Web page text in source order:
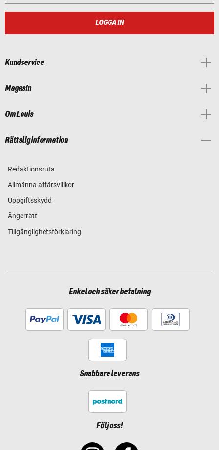
LOGGA IN
Kundservice
Magasin
Om Louis
Rättslig information
Redaktionsruta
Allmänna affärsvillkor
Uppgiftsskydd
Ångerrätt
Tillgänglighetsförklaring
Enkel och säker betalning
Snabbare leverans
Följ oss!